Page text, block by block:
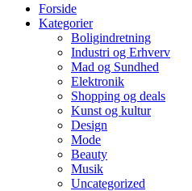
Forside
Kategorier
Boligindretning
Industri og Erhverv
Mad og Sundhed
Elektronik
Shopping og deals
Kunst og kultur
Design
Mode
Beauty
Musik
Uncategorized